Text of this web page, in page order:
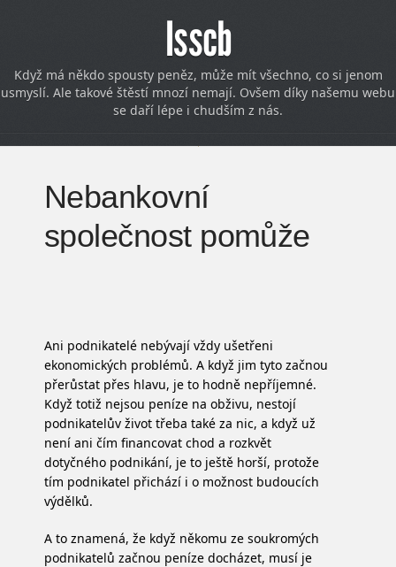
Isscb
Když má někdo spousty peněz, může mít všechno, co si jenom
usmyslí. Ale takové štěstí mnozí nemají. Ovšem díky našemu webu
se daří lépe i chudším z nás.
Nebankovní
společnost pomůže
Ani podnikatelé nebývají vždy ušetřeni
ekonomických problémů. A když jim tyto začnou
přerůstat přes hlavu, je to hodně nepříjemné.
Když totiž nejsou peníze na obživu, nestojí
podnikatelův život třeba také za nic, a když už
není ani čím financovat chod a rozkvět
dotyčného podnikání, je to ještě horší, protože
tím podnikatel přichází i o možnost budoucích
výdělků.
A to znamená, že když někomu ze soukromých
podnikatelů začnou peníze docházet, musí je